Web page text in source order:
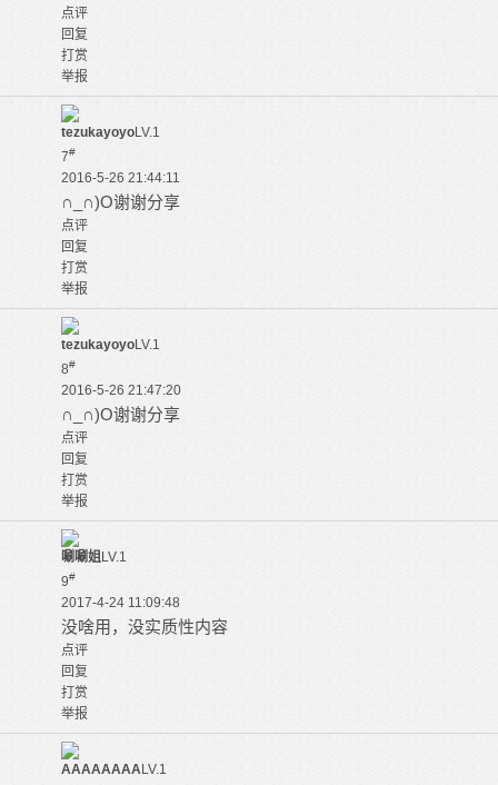
点评
回复
打赏
举报
tezukayoyoLV.1
7#
2016-5-26 21:44:11
∩_∩)O谢谢分享
点评
回复
打赏
举报
tezukayoyoLV.1
8#
2016-5-26 21:47:20
∩_∩)O谢谢分享
点评
回复
打赏
举报
唰唰姐LV.1
9#
2017-4-24 11:09:48
没啥用，没实质性内容
点评
回复
打赏
举报
AAAAAAAALV.1